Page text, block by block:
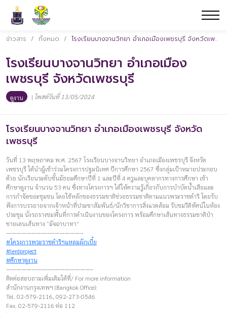
ข่าวสาร / ทั้งหมด / โรงเรียนบางจานวิทยา อำเภอเมืองเพชรบุรี จังหวัดเพชรบุรี
โรงเรียนบางจานวิทยา อำเภอเมือง
เพชรบุรี จังหวัดเพชรบุรี
ดูงาน | โพสต์วันที่ 13/05/2024
โรงเรียนบางจานวิทยา อำเภอเมืองเพชรบุรี จังหวัด
เพชรบุรี
วันที่ 13 พฤษภาคม พ.ศ. 2567 โรงเรียนบางจานวิทยา อำเภอเมืองเพชรบุรี จังหวัด
เพชรบุรี ได้นำผู้เข้าร่วมโครงการปฐมนิเทศ ปีการศึกษา 2567 ซึ่งกลุ่มเป้าหมายประกอบ
ด้วย นักเรียนระดับชั้นมัธยมศึกษาปีที่ 1 และปีที่ 4 ครูและบุคลากรทางการศึกษา เข้า
ศึกษาดูงาน จำนวน 53 คน ซึ่งทางโครงการฯ ได้ให้ความรู้เกี่ยวกับการบำบัดน้ำเสียและ
การกำจัดขยะชุมชน โดยใช้หลักของธรรมชาติช่วยธรรมชาติตามแนวพระราชดำริ โดยรับ
ฟังการบรรยายจากเจ้าหน้าที่ประชาสัมพันธ์/นักวิชาการสิ่งแวดล้อม รับชมวีดิทัศน์ในห้อง
ประชุม นั่งรถรางชมพื้นที่การดำเนินงานของโครงการ พร้อมศึกษาเส้นทางธรรมชาติป่า
ชายเลนเส้นทาง “มัจฉาบาทา”
————————–——————–
#โครงการพระราชดำริฯแหลมผักเบี้ย
#lerdproject
#ศึกษาดูงาน
————————–————————–
ติดต่อสอบถามเพิ่มเติมได้ที่/ For more information
สำนักงานกรุงเทพฯ (Bangkok Office):
Tel. 02-579-2116, 092-273-0546
Fax. 02-579-2116 ต่อ 112